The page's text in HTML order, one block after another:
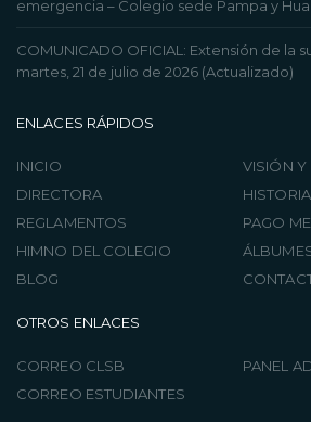
emergencia – Colegio sede Pampa y
COMUNICADO OFICIAL: Extensión de la
martes, 21 de julio de 2026 (Actualizado)
ENLACES RÁPIDOS
INICIO
VISIÓN Y
DIRECTORA
HISTORIA
REGLAMENTOS
PAGO
HIMNO DEL COLEGIO
BLOG
OTROS ENLACES
CORREO CLSB
PANEL
CORREO ESTUDIANTES